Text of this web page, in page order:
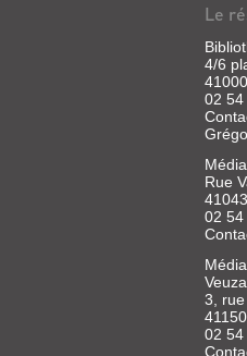
LE
DE
LA
VOL.
7,
LE
DE
L...
Livre
Marcel-
LE
MON
EN
ET
Livre
LA
Le
4/6
02
Rue
02 54
3,
02